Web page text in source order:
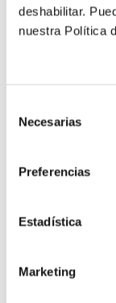
deshabilitar.
nuestra Política
Necesarias
Preferencias
Estadística
Marketing